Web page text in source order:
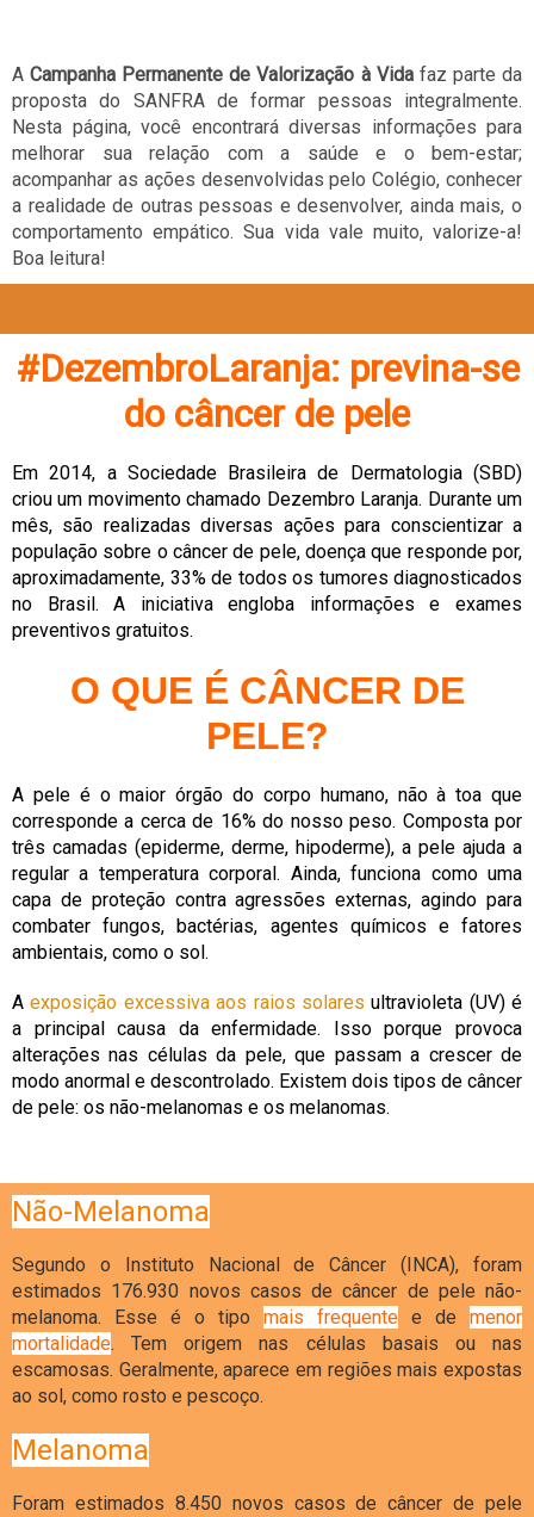
ACampanha Permanente de Valorização à Vidafaz parte da
proposta do SANFRA de formar pessoas integralmente.
Nesta página, você encontrará diversas informações para
melhorar sua relação com a saúde e o bem-estar;
acompanhar as ações desenvolvidas pelo Colégio, conhecer
a realidade de outras pessoas e desenvolver, ainda mais, o
comportamento empático. Sua vida vale muito, valorize-a!
Boa leitura!
#DezembroLaranja: previna-se
do câncer de pele
Em 2014, a Sociedade Brasileira de Dermatologia (SBD)
criou um movimento chamado Dezembro Laranja. Durante um
mês, são realizadas diversas ações para conscientizar a
população sobre o câncer de pele, doença que responde por,
aproximadamente, 33% de todos os tumores diagnosticados
no Brasil. A iniciativa engloba informações e exames
preventivos gratuitos.
O QUE É CÂNCER DE
PELE?
A pele é o maior órgão do corpo humano, não à toa que
corresponde a cerca de 16% do nosso peso. Composta por
três camadas (epiderme, derme, hipoderme), a pele ajuda a
regular a temperatura corporal. Ainda, funciona como uma
capa de proteção contra agressões externas, agindo para
combater fungos, bactérias, agentes químicos e fatores
ambientais, como o sol.
Aexposição excessiva aos raios solares ultravioleta (UV) é
a principal causa da enfermidade. Isso porque provoca
alterações nas células da pele, que passam a crescer de
modo anormal e descontrolado. Existem dois tipos de câncer
de pele: os não-melanomas e os melanomas.
Não-Melanoma
Segundo o Instituto Nacional de Câncer (INCA), foram
estimados 176.930 novos casos de câncer de pele não-
melanoma. Esse é o tipo mais frequente e de menor
mortalidade. Tem origem nas células basais ou nas
escamosas. Geralmente, aparece em regiões mais expostas
ao sol, como rosto e pescoço.
Melanoma
Foram estimados 8.450 novos casos de câncer de pele